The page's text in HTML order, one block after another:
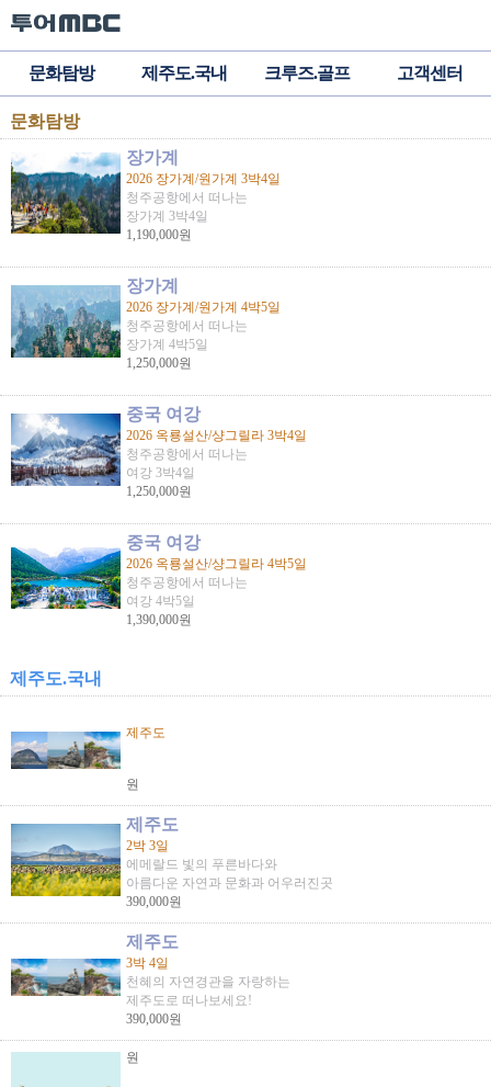
문화탐방 제주도.국내 크루즈.골프 고객센터
문화탐방
장가계
2026 장가계/원가계 3박4일
청주공항에서 떠나는
장가계 3박4일
1,190,000원
장가계
2026 장가계/원가계 4박5일
청주공항에서 떠나는
장가계 4박5일
1,250,000원
중국 여강
2026 옥룡설산/샹그릴라 3박4일
청주공항에서 떠나는
여강 3박4일
1,250,000원
중국 여강
2026 옥룡설산/샹그릴라 4박5일
청주공항에서 떠나는
여강 4박5일
1,390,000원
제주도.국내
제주도
원
제주도
2박 3일
에메랄드 빛의 푸른바다와
아름다운 자연과 문화과 어우러진곳
390,000원
제주도
3박 4일
천혜의 자연경관을 자랑하는
제주도로 떠나보세요!
390,000원
원